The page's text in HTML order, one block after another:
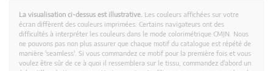
La visualisation ci-dessus est illustrative. Les couleurs affichées sur votre
écran diffèrent des couleurs imprimées. Certains navigateurs ont des
difficultés à interpréter les couleurs dans le mode colorimétrique CMJN. Nous
ne pouvons pas non plus assurer que chaque motif du catalogue est répété de
manière 'seamless'. Si vous commandez ce motif pour la première fois et vous
voulez être sûr de ce à quoi il ressemblera sur le tissu, commandez d'abord un